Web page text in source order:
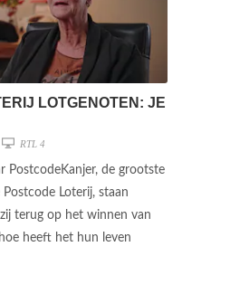
LOTGENOTEN: JE
RTL 4
PostcodeKanjer, de grootste
Loterij, staan
terug op het winnen van
heeft het hun leven